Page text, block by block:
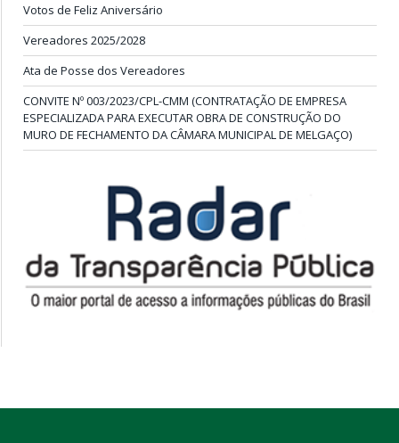
Votos de Feliz Aniversário
Vereadores 2025/2028
Ata de Posse dos Vereadores
CONVITE Nº 003/2023/CPL-CMM (CONTRATAÇÃO DE EMPRESA
ESPECIALIZADA PARA EXECUTAR OBRA DE CONSTRUÇÃO DO
MURO DE FECHAMENTO DA CÂMARA MUNICIPAL DE MELGAÇO)